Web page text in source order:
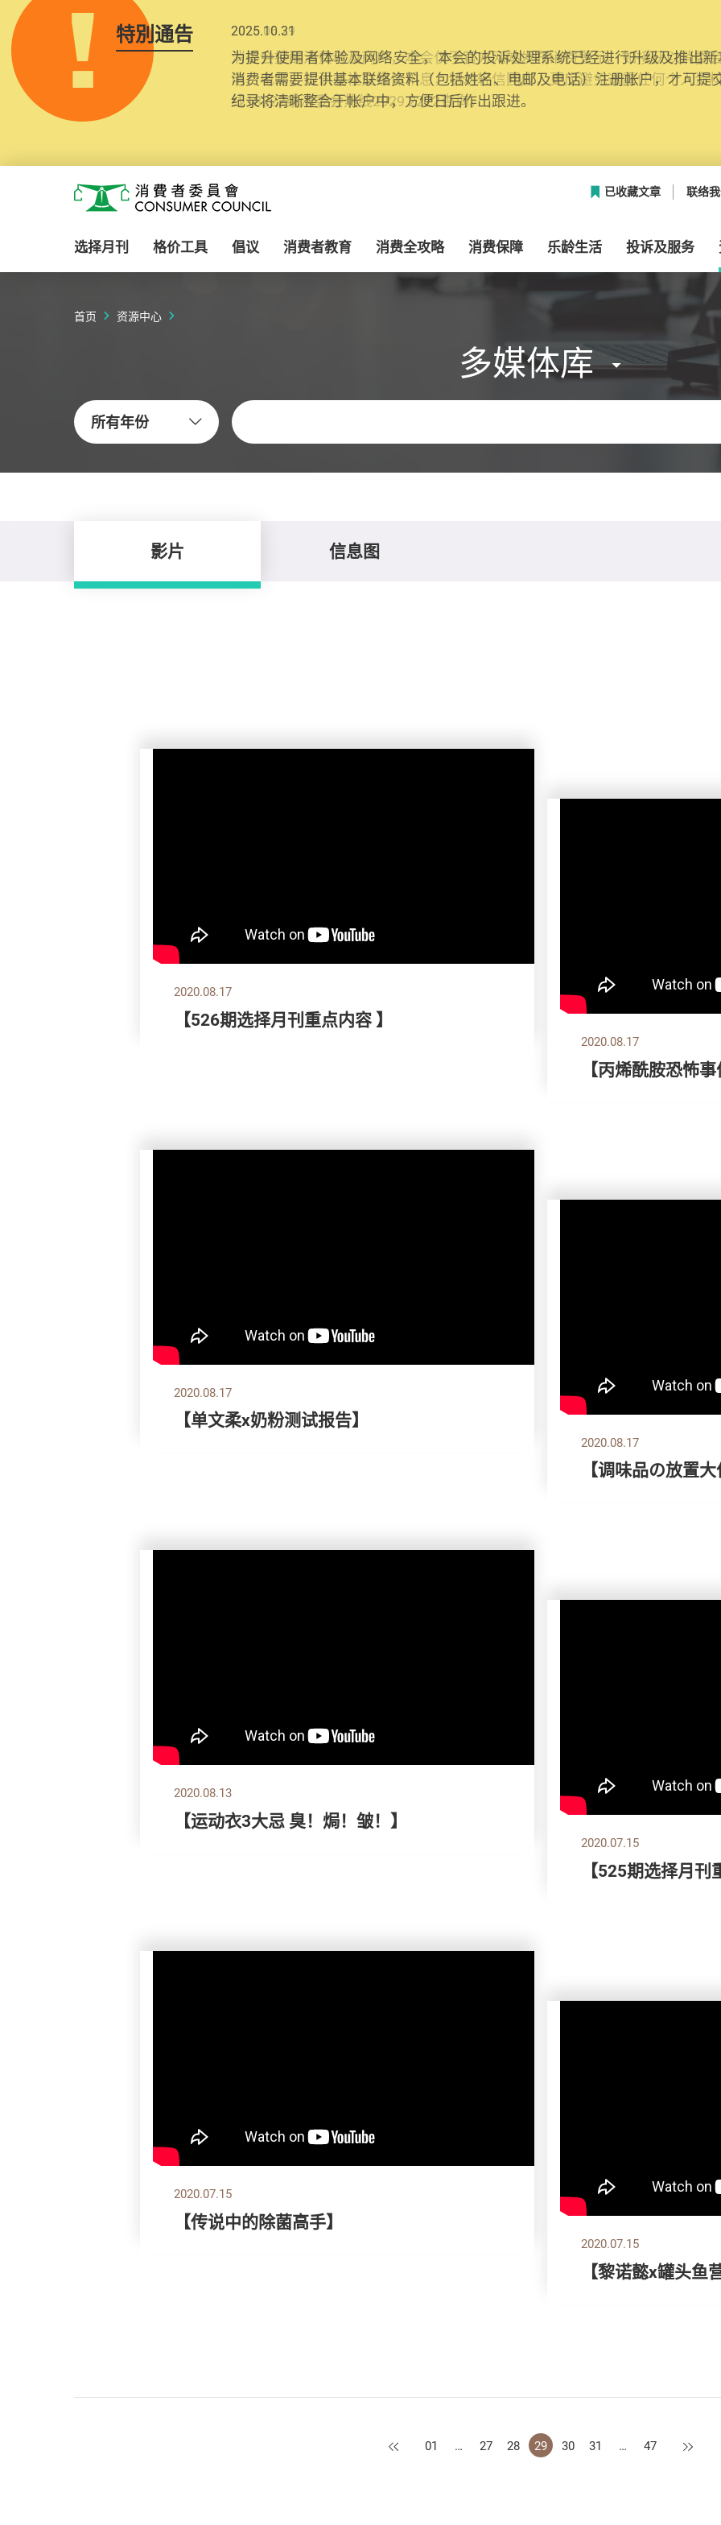
特別通告 2025.10.31
为提升使用者体验及网络安全，本会的投诉处理系统已经进行升级及推出
消费者需要提供基本联络资料（包括姓名、电邮及电话）注册帐户，才可提
纪录将清晰整合于帐户中，方便日后作出跟进。
消费者委员会
已收藏文章 联络
选择月刊 格价工具 倡议 消费者教育 消费全攻略 消费保障 乐龄生活 投诉及服务
首页 资源中心
多媒体库
所有年份
关键字
影片 信息图
2020.08.17
【526期选择月刊重点内容 】
2020.08.17
【丙烯酰胺恐怖
2020.08.17
【单文柔x奶粉测试报告】
2020.08.17
【调味品の放置
2020.08.13
【运动衣3大忌 臭！焗！皱！】
2020.07.15
【525期选择月
2020.07.15
【传说中的除菌高手】
2020.07.15
【黎诺懿x罐头鱼
上一页
01 … 27 28 29 30 31 … 47 下一页